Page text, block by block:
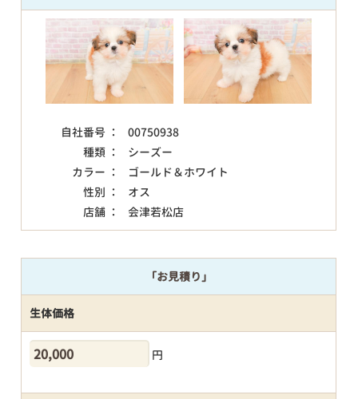
自社番号 ：
00750938
種類 ：
シーズー
カラー ：
ゴールド＆ホワイト
性別 ：
オス
店舗 ：
会津若松店
「お見積り」
生体価格
円